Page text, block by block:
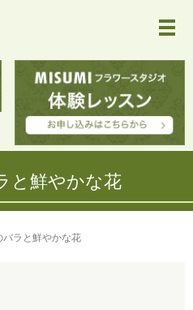
メ
と鮮やかな花
バラと鮮やかな花